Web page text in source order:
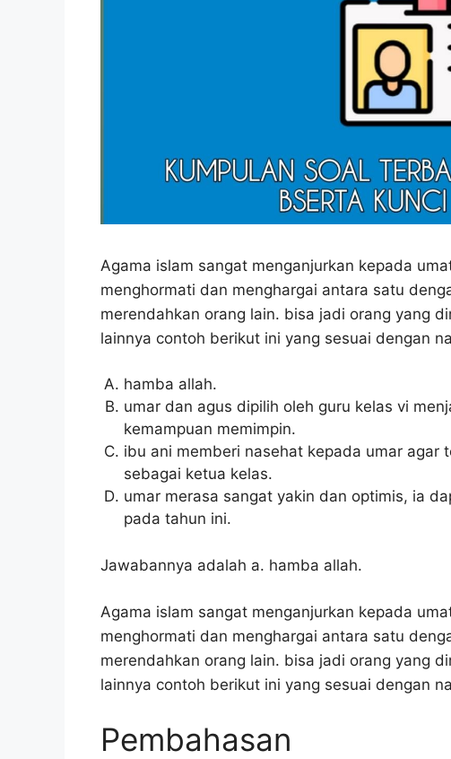
Agama islam sangat menganjurkan kepada
menghormati dan menghargai antara satu
merendahkan orang lain. bisa jadi orang yang
lainnya contoh berikut ini yang sesuai dengan
hamba allah.
umar dan agus dipilih oleh guru kelas vi
kemampuan memimpin.
ibu ani memberi nasehat kepada umar
sebagai ketua kelas.
umar merasa sangat yakin dan optimis, ia
pada tahun ini.
Jawabannya adalah a. hamba allah.
Agama islam sangat menganjurkan kepada
menghormati dan menghargai antara satu
merendahkan orang lain. bisa jadi orang yang
lainnya contoh berikut ini yang sesuai dengan
Pembahasan